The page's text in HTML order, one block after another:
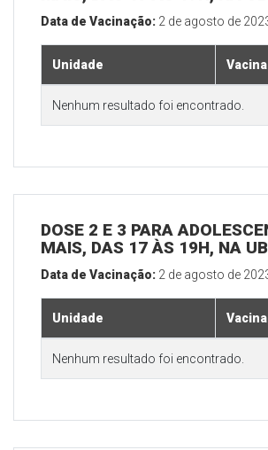
Data de Vacinação: 2 de agosto de
Unidade Vacina
Nenhum resultado foi encontrado.
DOSE 2 E 3 PARA
MAIS, DAS 17 ÀS 19H, NA
Data de Vacinação: 2 de agosto de
Unidade Vacina
Nenhum resultado foi encontrado.